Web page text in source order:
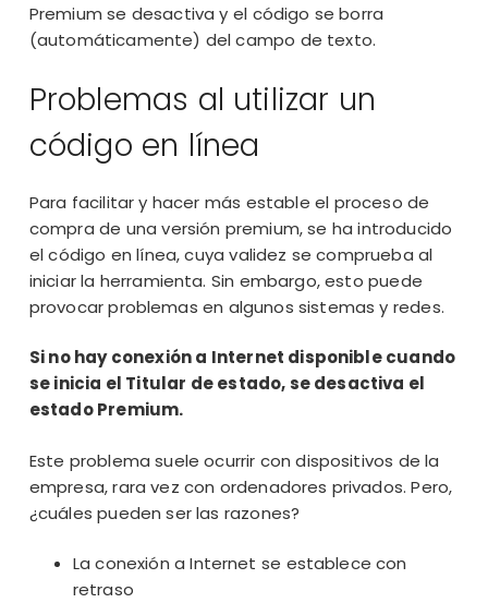
Premium se desactiva y el código se borra
(automáticamente) del campo de texto.
Problemas al utilizar un
código en línea
Para facilitar y hacer más estable el proceso de
compra de una versión premium, se ha introducido
el código en línea, cuya validez se comprueba al
iniciar la herramienta. Sin embargo, esto puede
provocar problemas en algunos sistemas y redes.
Si no hay conexión a Internet disponible cuando
se inicia el Titular de estado, se desactiva el
estado Premium.
Este problema suele ocurrir con dispositivos de la
empresa, rara vez con ordenadores privados. Pero,
¿cuáles pueden ser las razones?
La conexión a Internet se establece con
retraso